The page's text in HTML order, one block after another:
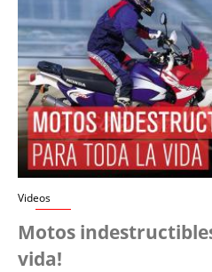
Videos
Motos
vida!